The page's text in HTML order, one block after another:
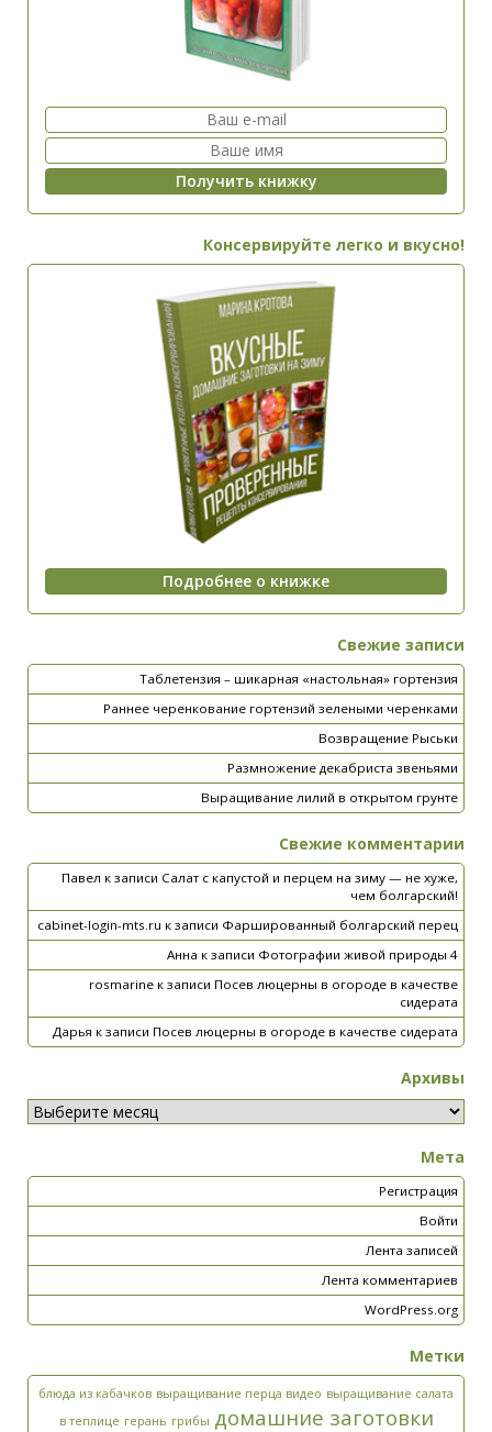
Консервируйте легко и вкусно!
Свежие записи
Таблетензия – шикарная «настольная» гортензия
Раннее черенкование гортензий зелеными черенками
Возвращение Рыськи
Размножение декабриста звеньями
Выращивание лилий в открытом грунте
Свежие комментарии
Павел к записи Салат с капустой и перцем на зиму — не хуже,
чем болгарский!
cabinet-login-mts.ru к записи Фаршированный болгарский перец
Анна к записи Фотографии живой природы 4
rosmarine к записи Посев люцерны в огороде в качестве
сидерата
Дарья к записи Посев люцерны в огороде в качестве сидерата
Архивы
Мета
Регистрация
Войти
Лента записей
Лента комментариев
WordPress.org
Метки
блюда из кабачков выращивание перца видео выращивание салата
в теплице герань грибы домашние заготовки